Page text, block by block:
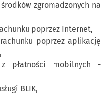
zgromadzonych na
poprzez Internet,
poprzez aplikację
z płatności mobilnych -
BLIK,